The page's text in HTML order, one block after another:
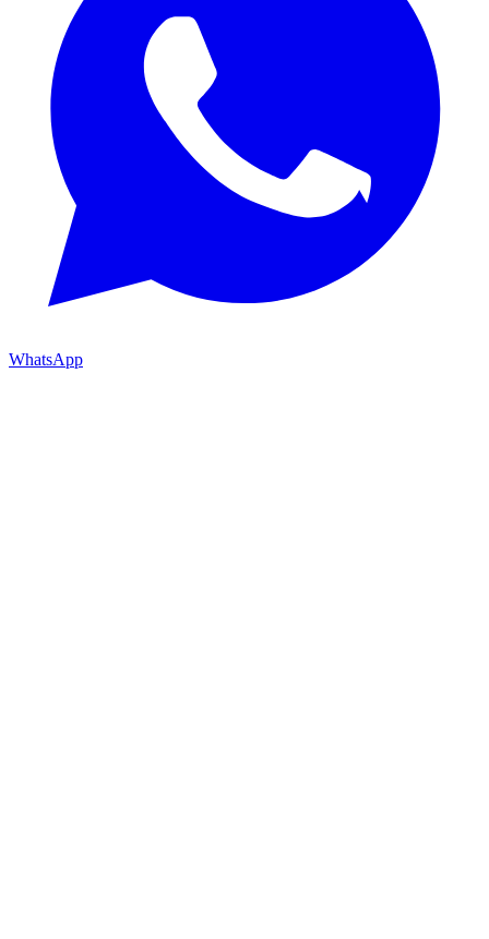
WhatsApp